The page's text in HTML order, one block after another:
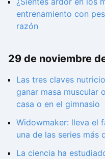
entrenamiento con
razón
29 de noviembre
Las tres claves
ganar masa muscular
casa o en el gimnasio
Widowmaker: lleva el
una de las series más
La ciencia ha